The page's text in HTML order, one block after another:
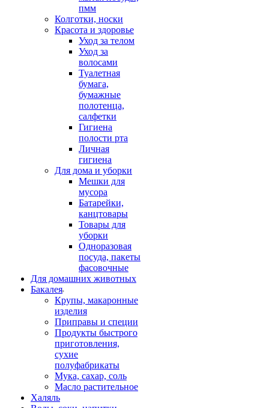
пмм
Колготки, носки
Красота и здоровье
Уход за телом
Уход за
волосами
Туалетная
бумага,
бумажные
полотенца,
салфетки
Гигиена
полости рта
Личная
гигиена
Для дома и уборки
Мешки для
мусора
Батарейки,
канцтовары
Товары для
уборки
Одноразовая
посуда, пакеты
фасовочные
Для домашних животных
Бакалея
Крупы, макаронные
изделия
Приправы и специи
Продукты быстрого
приготовления,
сухие
полуфабрикаты
Мука, сахар, соль
Масло растительное
Халяль